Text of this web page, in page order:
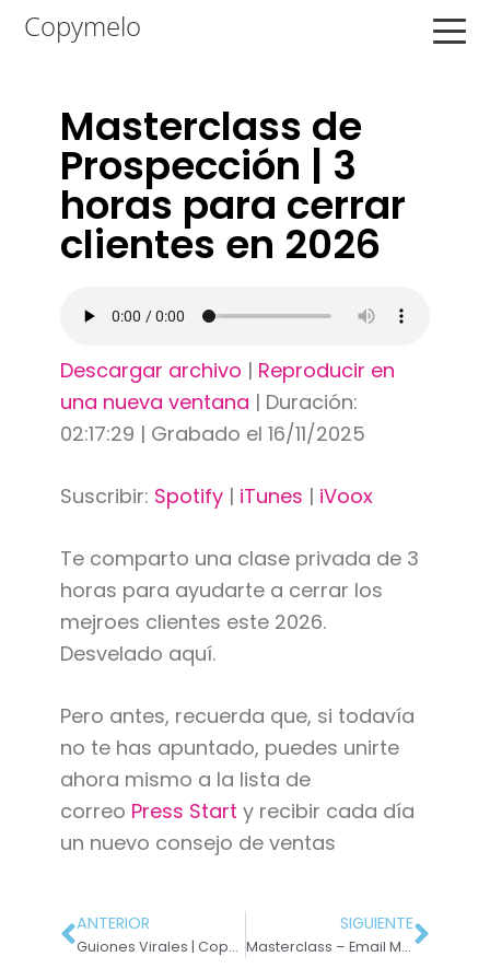
Saltar
navegación
principal
Saltar
principal
Saltar
principal
Copymelo
Masterclass de
Prospección | 3
horas para cerrar
clientes en 2026
Descargar archivo | Reproducir en
una nueva ventana | Duración:
02:17:29 | Grabado el 16/11/2025
Suscribir: Spotify| iTunes | iVoox
Te comparto una clase privada de 3
horas para ayudarte a cerrar los
mejroes clientes este 2026.
Desvelado aquí.
Pero antes, recuerda que, si todavía
no te has apuntado, puedes unirte
ahora mismo a la lista de
correo Press Start y recibir cada día
un nuevo consejo de ventas
ANTERIOR
Guiones Virales | Copywriter desvela el secreto
SIGUIENTE
Masterclass – Email Marketing PRO